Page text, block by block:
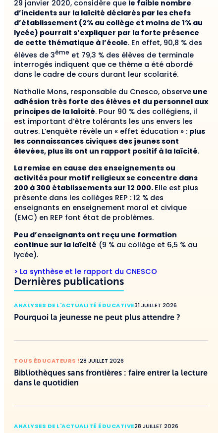
29 janvier 2020, considère que le faible nombre
d’incidents sur la laïcité déclarés par les chefs
d’établissement (2% au collège et moins de 1% au
lycée) pourrait s’expliquer par la forte présence
de cette thématique à l’école. En effet, 90,8 % des
élèves de 3ème et 79,3 % des élèves de terminale
interrogés indiquent que ce thème a été abordé
dans le cadre de cours durant leur scolarité.
Nathalie Mons, responsable du Cnesco, observe une
adhésion très forte des élèves et du personnel aux
principes de la laïcité. Pour 90 % des collégiens, il
est important d’être tolérants les uns envers les
autres. L’enquête révèle un « effet éducation » : plus
les connaissances civiques des jeunes sont
élevées, plus ils ont un rapport positif à la laïcité.
La remise en cause des enseignements ou
activités pour motif religieux se concentre dans
200 à 300 établissements sur 12 000. Elle est plus
présente dans les collèges REP : 12 % des
enseignants en enseignement moral et civique
(EMC) en REP font état de problèmes.
Peu d’enseignants ont reçu une formation
continue sur la laïcité (9 % au collège et 6,5 % au
lycée).
> La synthèse et le rapport du CNESCO
Dernières publications
ANALYSES DE L'ACTUALITÉ ÉDUCATIVE31 JUILLET 2026
Pourquoi la jeunesse ne peut plus attendre ?
TOUS ÉDUCATEURS !28 JUILLET 2026
Bibliothèques sans frontières : faire entrer la lecture
dans le quotidien
ANALYSES DE L'ACTUALITÉ ÉDUCATIVE28 JUILLET 2026